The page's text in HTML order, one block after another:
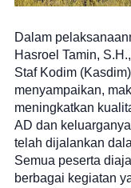
Dalam
Hasroel Tamin, S.H.,
Staf Kodim
menyampaikan,
meningkatkan
AD dan
telah dijalankan
Semua peserta
berbagai kegiatan